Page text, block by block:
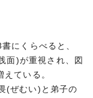
にくらべると、
面)が重視され、図
ている。
(ぜむい)と弟子の